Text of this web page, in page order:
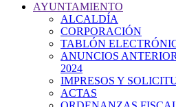
AYUNTAMIENTO
ALCALDÍA
CORPORACIÓN
TABLÓN
ANUNCIOS
2024
IMPRESOS Y
ACTAS